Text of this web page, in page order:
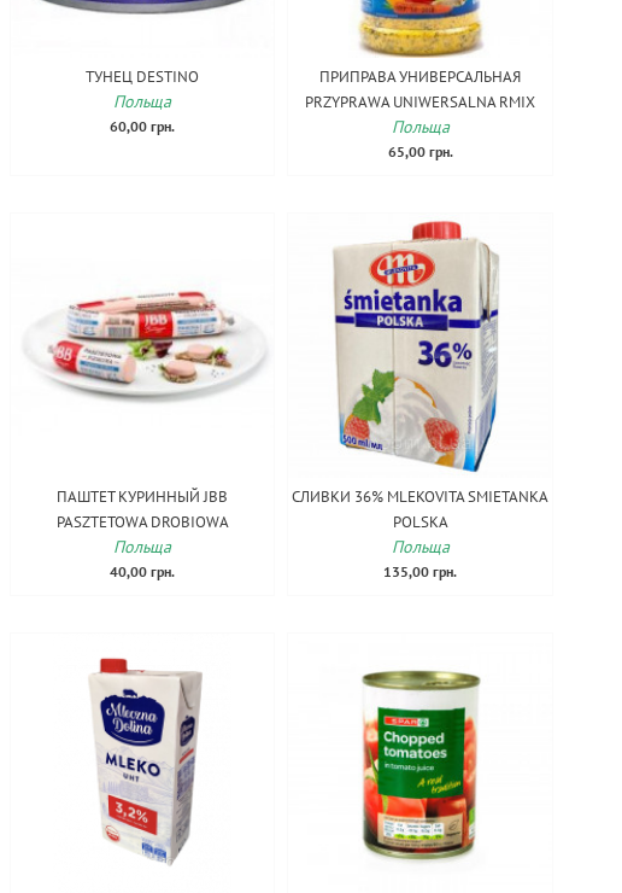
ТУНЕЦ DESTINO
Польща
60,00 грн.
ПРИПРАВА УНИВЕРСАЛЬНАЯ
PRZYPRAWA UNIWERSALNA RMIX
Польща
65,00 грн.
ПАШТЕТ КУРИННЫЙ JBB
PASZTETOWA DROBIOWA
Польща
40,00 грн.
СЛИВКИ 36% MLEKOVITA SMIETANKA
POLSKA
Польща
135,00 грн.